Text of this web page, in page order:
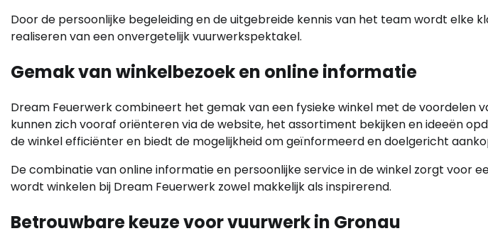
Door de persoonlijke begeleiding en de uitgebreide kennis van het team wordt elke
realiseren van een onvergetelijk vuurwerkspektakel.
Gemak van winkelbezoek en online informatie
Dream Feuerwerk combineert het gemak van een fysieke winkel met de voordelen
kunnen zich vooraf oriënteren via de website, het assortiment bekijken en ideeën
de winkel efficiënter en biedt de mogelijkheid om geïnformeerd en doelgericht
De combinatie van online informatie en persoonlijke service in de winkel zorgt voor
wordt winkelen bij Dream Feuerwerk zowel makkelijk als inspirerend.
Betrouwbare keuze voor vuurwerk in Gronau